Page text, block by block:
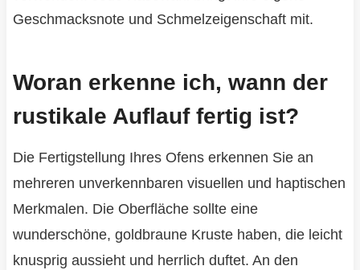
Geschmacksnote und Schmelzeigenschaft mit.
Woran erkenne ich, wann der
rustikale Auflauf fertig ist?
Die Fertigstellung Ihres Ofens erkennen Sie an
mehreren unverkennbaren visuellen und haptischen
Merkmalen. Die Oberfläche sollte eine
wunderschöne, goldbraune Kruste haben, die leicht
knusprig aussieht und herrlich duftet. An den